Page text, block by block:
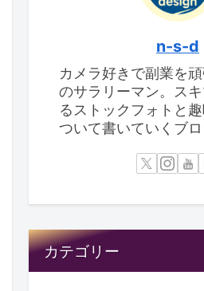
n-s-d
カメラ好きで副業を
のサラリーマン。ス
るストックフォトと
ついて書いていくブロ
カテゴリー